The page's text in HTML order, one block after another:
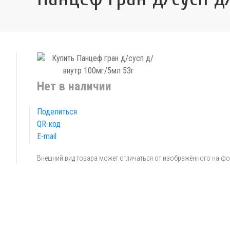
Нет в наличии
Поделиться
QR-код
E-mail
Внешний вид товара может отличаться от изображённого на